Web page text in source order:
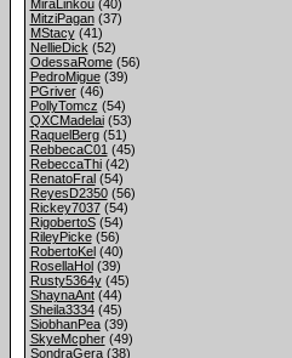
MiraLinkou(40)
MitziPagan(37)
MStacy(41)
NellieDick (52)
OdessaRome(56)
PedroMigue(39)
PGriver(46)
PollyTomcz (54)
QXCMadelai(53)
RaquelBerg(51)
RebbecaC01 (45)
RebeccaThi(42)
RenatoFral(54)
ReyesD2350(56)
Rickey7037(54)
RigobertoS(54)
RileyPicke(56)
RobertoKel(40)
RosellaHol(39)
Rusty5364y(45)
ShaynaAnt(44)
Sheila3334(45)
SiobhanPea(39)
SkyeMcpher(49)
SondraGera(38)